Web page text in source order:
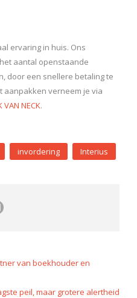
ervaring in huis. Ons
aantal openstaande
door een snellere betaling te
aanpakken verneem je via
NECK.
invordering Interius
van boekhouder en
peil, maar grotere alertheid